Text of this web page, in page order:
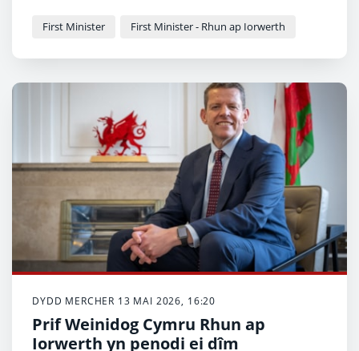
Cymru.
First Minister First Minister - Rhun ap Iorwerth
DYDD MERCHER 13 MAI 2026, 16:20
Prif Weinidog Cymru Rhun ap
Iorwerth yn penodi ei dîm